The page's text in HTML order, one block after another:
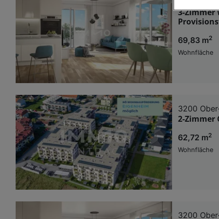
3-Zimmer
69,83 m2
Wohnfläche
3200
2-Zimmer
62,72 m2
Wohnfläche
3200
Wir und
auf